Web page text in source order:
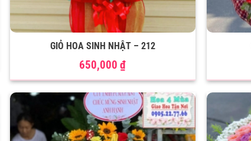
GIỎ HOA SINH NHẬT – 212
650,000₫